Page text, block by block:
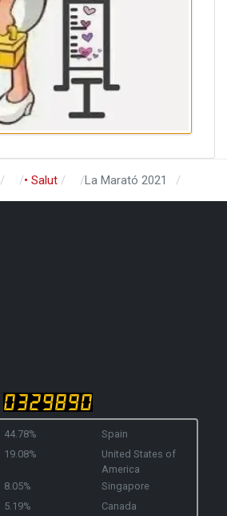
• Salut La Marató 2021
44.78%
Spain
19.08%
United States of
America
8.05%
Singapore
5.19%
Canada